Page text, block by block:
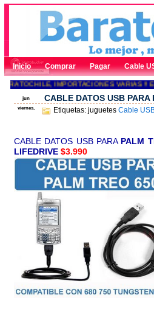
Inicio Comprar Pagar Cable
IMPORTACIONES VARIAS !!
jun
viernes,
CABLE DATOS USB PARA
Etiquetas: juguetes Cable
CABLE DATOS USB PARA PALM
LIFEDRIVE $3.990